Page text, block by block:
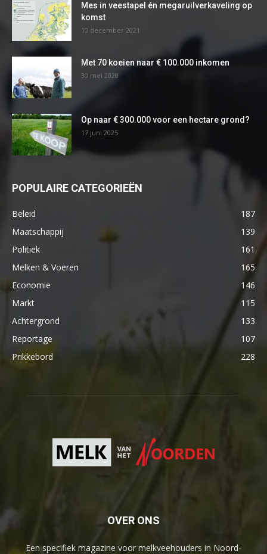
Mes in veestapel én megaruilverkaveling op
komst
10 december 2021
Met 70 koeien naar € 100.000 inkomen
30 mei 2020
Op naar € 300.000 voor een hectare grond?
17 juni 2025
POPULAIRE CATEGORIEËN
Beleid
187
Maatschappij
139
Politiek
161
Melken & Voeren
165
Economie
146
Markt
115
Achtergrond
133
Reportage
107
Prikkebord
228
OVER ONS
Een specifiek magazine voor melkveehouders in Noord-